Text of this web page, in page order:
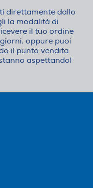
direttamente dallo
la modalità di
il tuo ordine
oppure puoi
il punto vendita
aspettando!